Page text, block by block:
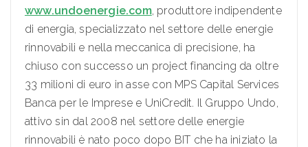
www.undoenergie.com, produttore indipendente
di energia, specializzato nel settore delle energie
rinnovabili e nella meccanica di precisione, ha
chiuso con successo un project financing da oltre
33 milioni di euro in asse con MPS Capital Services
Banca per le Imprese e UniCredit. Il Gruppo Undo,
attivo sin dal 2008 nel settore delle energie
rinnovabili è nato poco dopo BIT che ha iniziato la